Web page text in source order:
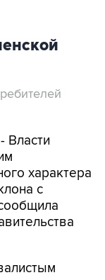
Власти
характера
с